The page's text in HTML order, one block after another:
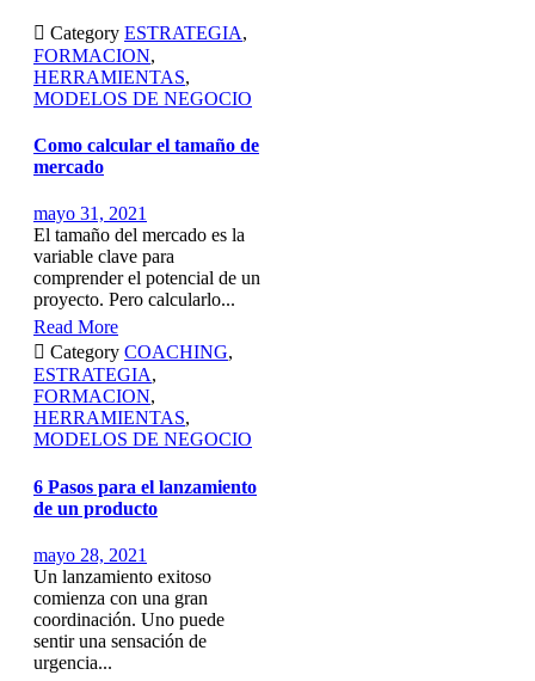
 Category ESTRATEGIA,
FORMACION,
HERRAMIENTAS,
MODELOS DE NEGOCIO
Como calcular el tamaño de
mercado
mayo 31, 2021
El tamaño del mercado es la
variable clave para
comprender el potencial de un
proyecto. Pero calcularlo...
Read More
 Category COACHING,
ESTRATEGIA,
FORMACION,
HERRAMIENTAS,
MODELOS DE NEGOCIO
6 Pasos para el lanzamiento
de un producto
mayo 28, 2021
Un lanzamiento exitoso
comienza con una gran
coordinación. Uno puede
sentir una sensación de
urgencia...